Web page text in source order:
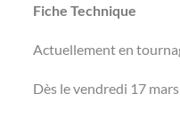
Fiche Technique
Actuellement en
Dès le vendredi 17